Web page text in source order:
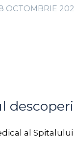
OCTOMBRIE
al